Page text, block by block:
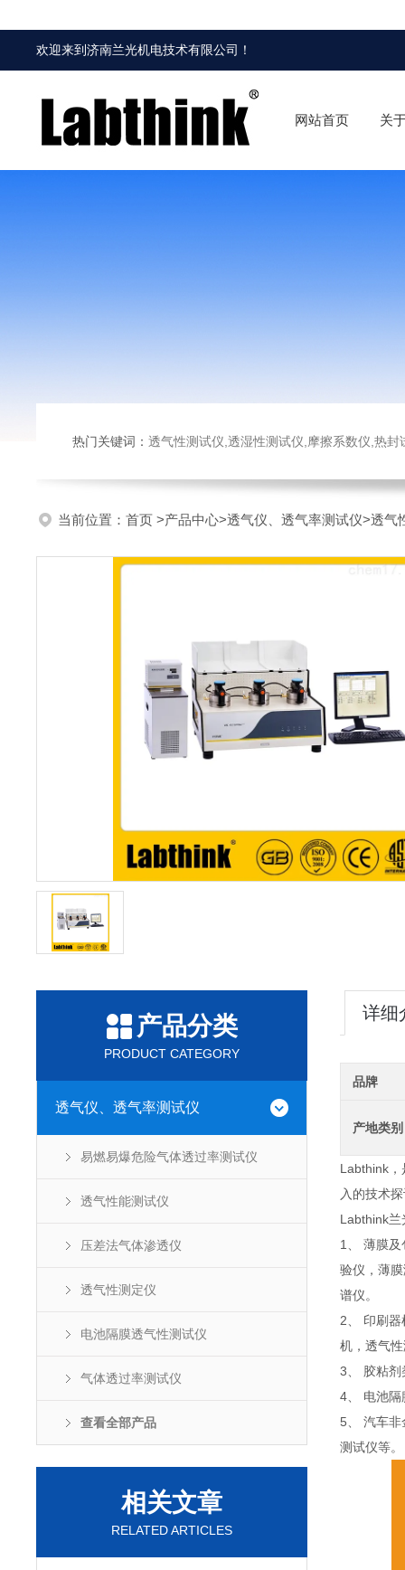
欢迎来到济南兰光机电技术有限公司 ！
网站首页 关
热门关键词： 透气性测试仪,透湿性测试仪,摩擦系数仪,热封试验仪,
当前位置： 首页 >产品中心>透气仪、透气率测试仪>透气
产品分类
PRODUCT CATEGORY
透气仪、透气率测试仪
易燃易爆危险气体透过率测试仪
透气性能测试仪
压差法气体渗透仪
透气性测定仪
电池隔膜透气性测试仪
气体透过率测试仪
查看全部产品
相关文章
RELATED ARTICLES
详细
品牌
产地类别
Labthink，
入的技术
Labthink兰
1、 薄膜
验仪，薄
谱仪。
2、 印刷
机，透气
3、 胶粘剂
4、 电池隔
5、 汽车非
测试仪等。